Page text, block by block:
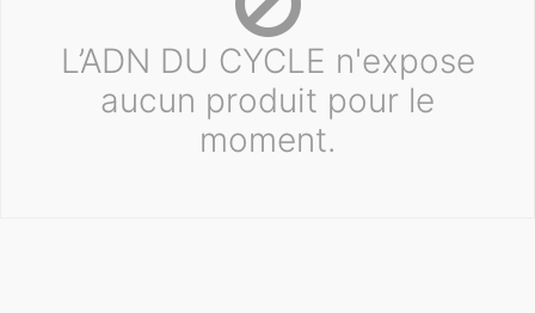
L’ADN DU CYCLE n'expose
aucun produit pour le
moment.